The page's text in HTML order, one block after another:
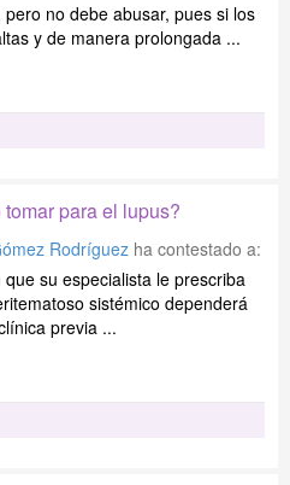
pero no debe abusar, pues si los
y de manera prolongada ...
para el lupus?
Rodríguez ha contestado a:
que su especialista le prescriba
sistémico dependerá
previa ...